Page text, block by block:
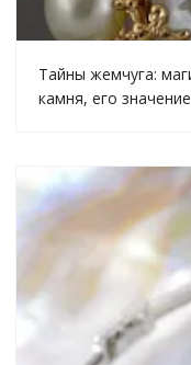
Тайны жемчуга:
камня, его